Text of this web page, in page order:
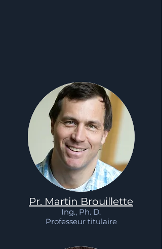
Pr. Martin Brouillette
Ing., Ph. D.
Professeur titulaire